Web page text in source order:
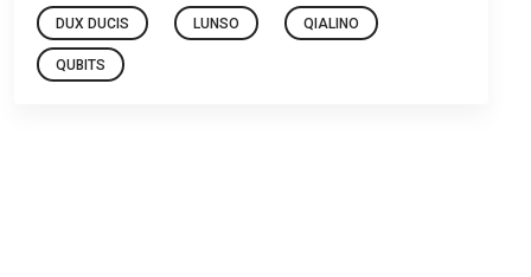
DUX DUCIS LUNSO QIALINO
QUBITS